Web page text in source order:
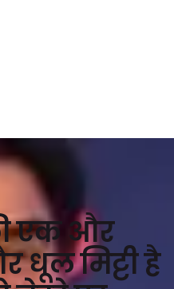
एक और
धूल मिट्टी है